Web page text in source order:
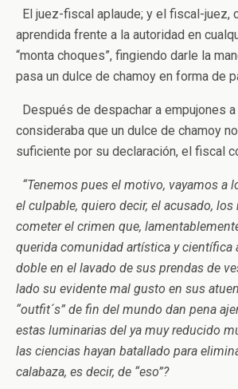
El juez-fiscal aplaude; y el fiscal-juez,
aprendida frente a la autoridad en
“monta choques”, fingiendo darle la
pasa un dulce de chamoy en forma de
Después de despachar a empujones
consideraba que un dulce de chamoy
suficiente por su declaración, el fiscal
“Tenemos pues el motivo, vayamos a
el culpable, quiero decir, el acusado, los
cometer el crimen que,
querida comunidad artística y científica
doble en el lavado de sus prendas de
lado su evidente mal gusto en sus
“outfit´s” de fin del mundo dan pena
estas luminarias del ya muy reducido
las ciencias hayan batallado para
calabaza, es decir, de “eso”?